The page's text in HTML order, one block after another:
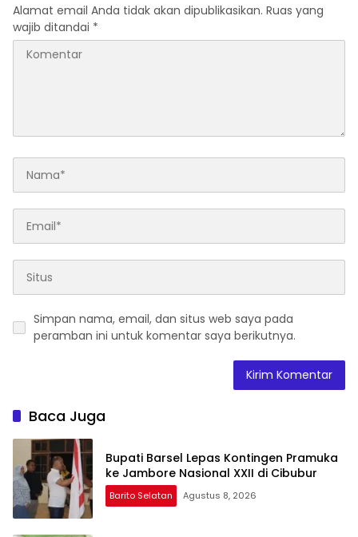
Alamat email Anda tidak akan dipublikasikan. Ruas yang
wajib ditandai *
Simpan nama, email, dan situs web saya pada
peramban ini untuk komentar saya berikutnya.
Baca Juga
Bupati Barsel Lepas Kontingen Pramuka
ke Jambore Nasional XXII di Cibubur
Barito Selatan Agustus 8, 2026